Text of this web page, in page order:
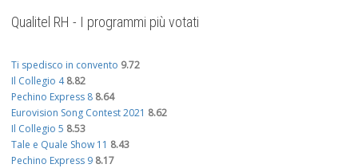
Qualitel RH - I programmi più votati
Ti spedisco in convento 9.72
Il Collegio 4 8.82
Pechino Express 8 8.64
Eurovision Song Contest 2021 8.62
Il Collegio 5 8.53
Tale e Quale Show 11 8.43
Pechino Express 9 8.17